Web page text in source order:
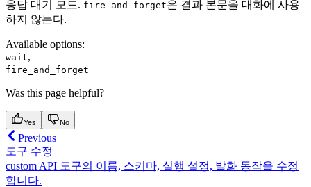
응답 대기 모드. fire_and_forget은 결과 본문을 대화에 사용
하지 않는다.
Available options:
wait,
fire_and_forget
Was this page helpful?
Yes No
Previous
도구 수정
custom API 도구의 이름, 스키마, 실행 설정, 발화 동작을 수정
합니다.